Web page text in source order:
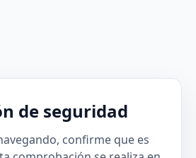
de seguridad
confirme que es